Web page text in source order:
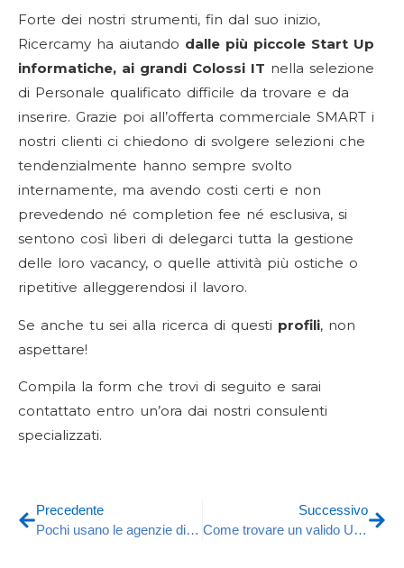
Forte dei nostri strumenti, fin dal suo inizio,
Ricercamy ha aiutando dalle più piccole Start Up
informatiche, ai grandi Colossi IT nella selezione
di Personale qualificato difficile da trovare e da
inserire. Grazie poi all’offerta commerciale SMART i
nostri clienti ci chiedono di svolgere selezioni che
tendenzialmente hanno sempre svolto
internamente, ma avendo costi certi e non
prevedendo né completion fee né esclusiva, si
sentono così liberi di delegarci tutta la gestione
delle loro vacancy, o quelle attività più ostiche o
ripetitive alleggerendosi il lavoro.
Se anche tu sei alla ricerca di questi profili, non
aspettare!
Compila la form che trovi di seguito e sarai
contattato entro un’ora dai nostri consulenti
specializzati.
Precedente
Pochi usano le agenzie di ricerca e selezione: costano troppo
Successivo
Come trovare un valido UX Designer